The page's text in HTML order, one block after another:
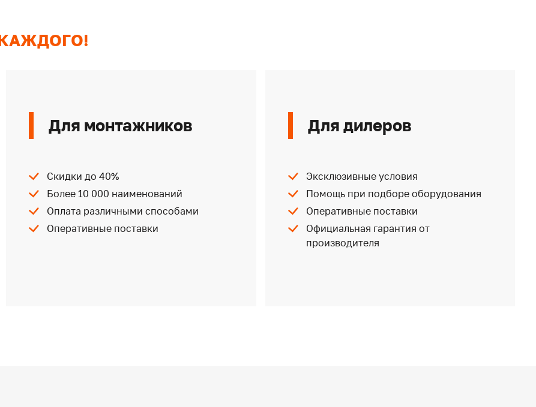
Для монтажников
Скидки до 40%
Более 10 000 наименований
Оплата различными способами
Оперативные поставки
Для дилеров
Эксклюзивные условия
Помощь при подборе оборудования
Оперативные поставки
Официальная гарантия от
производителя